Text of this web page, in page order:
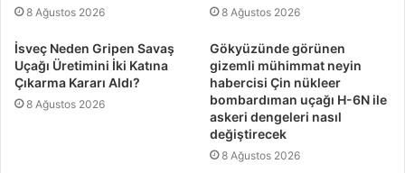
8 Ağustos 2026 8 Ağustos 2026
İsveç Neden Gripen Savaş
Uçağı Üretimini İki Katına
Çıkarma Kararı Aldı?
8 Ağustos 2026
Gökyüzünde görünen
gizemli mühimmat neyin
habercisi Çin nükleer
bombardıman uçağı H-6N ile
askeri dengeleri nasıl
değiştirecek
8 Ağustos 2026